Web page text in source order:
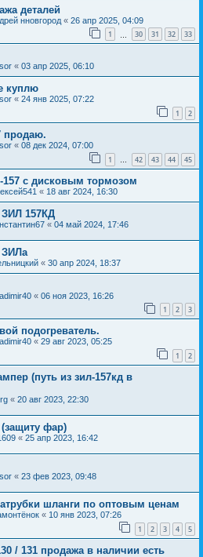
деталей
нновгород « 26 апр 2025, 04:09
1 30 31 32 33
« 03 апр 2025, 06:10
куплю
« 24 янв 2025, 07:22
1 2
продаю.
« 08 дек 2024, 07:00
1 … 42 43 44 45
157 с дисковым тормозом
« 18 авг 2024, 16:30
ЗИЛ 157КД
« 04 май 2024, 17:46
ЗИЛа
« 30 апр 2024, 18:37
« 06 ноя 2023, 16:26
1 2 3
подогреватель.
« 29 авг 2023, 05:25
1 2
(путь из зил-157кд в
« 20 авг 2023, 22:30
фар)
« 25 апр 2023, 16:42
« 23 фев 2023, 09:48
шланги по оптовым ценам
« 10 янв 2023, 07:26
1 2 3 4 5
/ 131 продажа в наличии есть